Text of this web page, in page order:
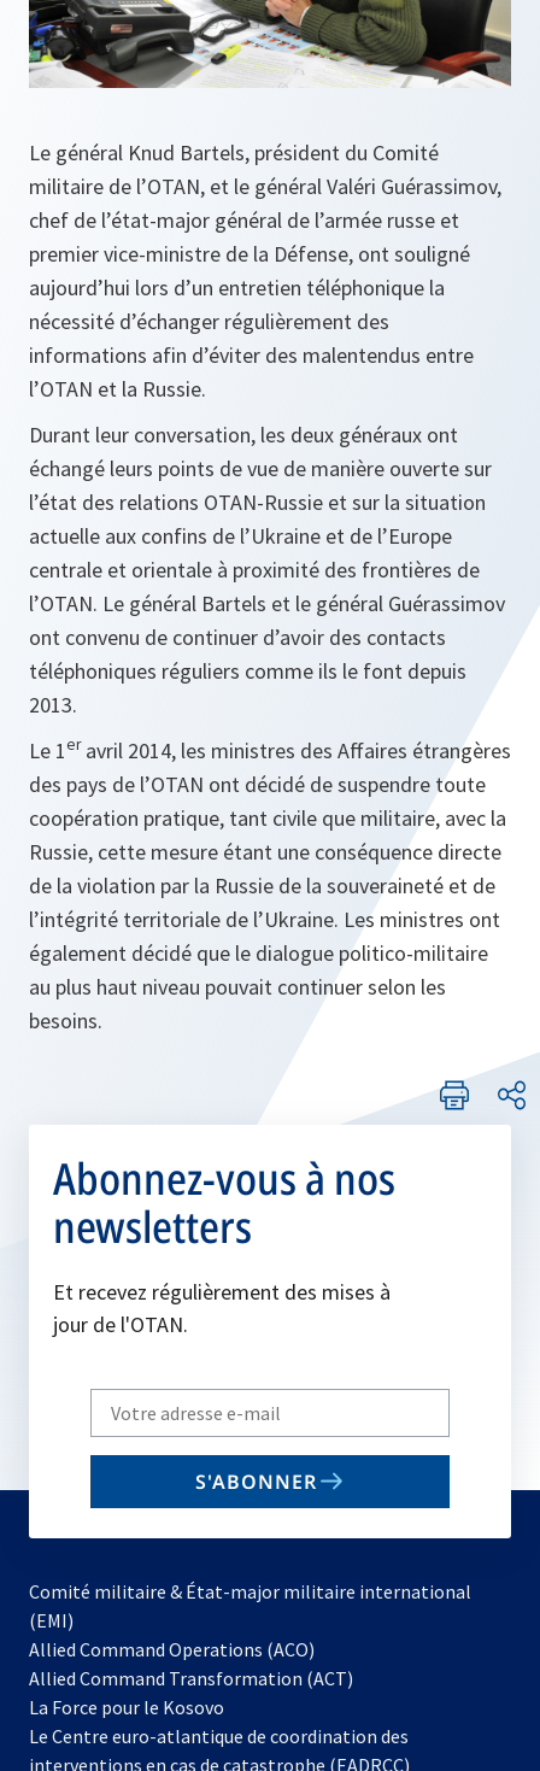
Le général Knud Bartels, président du Comité
militaire de l’OTAN, et le général Valéri Guérassimov,
chef de l’état-major général de l’armée russe et
premier vice-ministre de la Défense, ont souligné
aujourd’hui lors d’un entretien téléphonique la
nécessité d’échanger régulièrement des
informations afin d’éviter des malentendus entre
l’OTAN et la Russie.
Durant leur conversation, les deux généraux ont
échangé leurs points de vue de manière ouverte sur
l’état des relations OTAN-Russie et sur la situation
actuelle aux confins de l’Ukraine et de l’Europe
centrale et orientale à proximité des frontières de
l’OTAN. Le général Bartels et le général Guérassimov
ont convenu de continuer d’avoir des contacts
téléphoniques réguliers comme ils le font depuis
2013.
Le 1eravril 2014, les ministres des Affaires étrangères
des pays de l’OTAN ont décidé de suspendre toute
coopération pratique, tant civile que militaire, avec la
Russie, cette mesure étant une conséquence directe
de la violation par la Russie de la souveraineté et de
l’intégrité territoriale de l’Ukraine. Les ministres ont
également décidé que le dialogue politico-militaire
au plus haut niveau pouvait continuer selon les
besoins.
Abonnez-vous à nos
newsletters
Et recevez régulièrement des mises à
jour de l'OTAN.
Write
your
email
S'ABONNER
Comité militaire & État-major militaire international
(EMI)
Allied Command Operations (ACO)
dans
nouvel
onglet
Allied Command Transformation (ACT)
La Force pour le Kosovo
dans
un
Le Centre euro-atlantique de coordination des
interventions en cas de catastrophe (EADRCC)